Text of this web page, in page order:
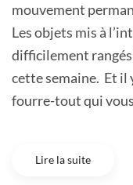
mouvement
Les objets mis à
difficilement
cette semaine. Et il
fourre-tout qui
Lire la suite